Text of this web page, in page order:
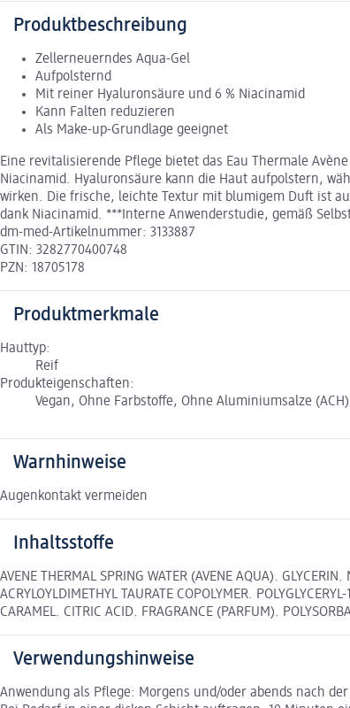
Produktbeschreibung
Zellerneuerndes Aqua-Gel
Aufpolsternd
Mit reiner Hyaluronsäure und 6 % Niacinamid
Kann Falten reduzieren
Als Make-up-Grundlage geeignet
Eine revitalisierende Pflege bietet das Eau Thermale
Niacinamid. Hyaluronsäure kann die Haut aufpolstern,
wirken. Die frische, leichte Textur mit blumigem Duft ist
dank Niacinamid. ***Interne Anwenderstudie, gemäß
dm-med-Artikelnummer: 3133887
GTIN: 3282770400748
PZN: 18705178
Produktmerkmale
Hauttyp:
Reif
Produkteigenschaften:
Vegan, Ohne Farbstoffe, Ohne Aluminiumsalze
Warnhinweise
Augenkontakt vermeiden
Inhaltsstoffe
AVENE THERMAL SPRING WATER (AVENE AQUA).
ACRYLOYLDIMETHYL TAURATE COPOLYMER.
CARAMEL. CITRIC ACID. FRAGRANCE (PARFUM).
Verwendungshinweise
Anwendung als Pflege: Morgens und/oder abends nach